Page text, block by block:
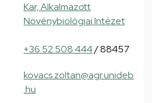
Kar, Alkalmazott
Növénybiológiai Intézet
+36 52 508 444/ 88457
kovacs.zoltan@agr.unideb
.hu